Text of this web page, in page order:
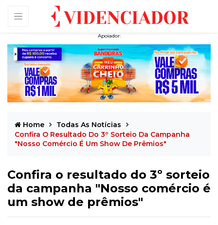
Apoiador:
Home
Todas As Notícias
Confira O Resultado Do 3º Sorteio Da Campanha
"Nosso Comércio É Um Show De Prêmios"
Confira o resultado do 3º sorteio
da campanha "Nosso comércio é
um show de prêmios"